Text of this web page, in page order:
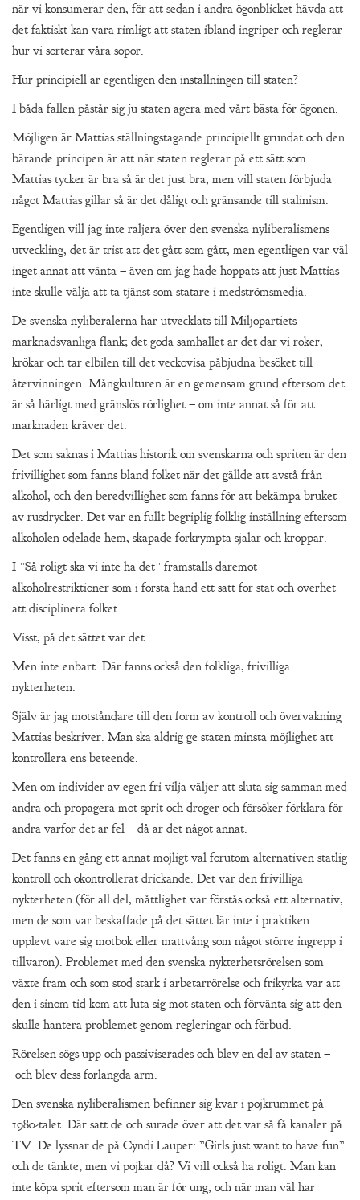
när vi konsumerar den, för att sedan i andra ögonblicket hävda att
det faktiskt kan vara rimligt att staten ibland ingriper och reglerar
hur vi sorterar våra sopor.
Hur principiell är egentligen den inställningen till staten?
I båda fallen påstår sig ju staten agera med vårt bästa för ögonen.
Möjligen är Mattias ställningstagande principiellt grundat och den
bärande principen är att när staten reglerar på ett sätt som
Mattias tycker är bra så är det just bra, men vill staten förbjuda
något Mattias gillar så är det dåligt och gränsande till stalinism.
Egentligen vill jag inte raljera över den svenska nyliberalismens
utveckling, det är trist att det gått som gått, men egentligen var väl
inget annat att vänta – även om jag hade hoppats att just Mattias
inte skulle välja att ta tjänst som statare i medströmsmedia.
De svenska nyliberalerna har utvecklats till Miljöpartiets
marknadsvänliga flank; det goda samhället är det där vi röker,
krökar och tar elbilen till det veckovisa påbjudna besöket till
återvinningen. Mångkulturen är en gemensam grund eftersom det
är så härligt med gränslös rörlighet – om inte annat så för att
marknaden kräver det.
Det som saknas i Mattias historik om svenskarna och spriten är den
frivillighet som fanns bland folket när det gällde att avstå från
alkohol, och den beredvillighet som fanns för att bekämpa bruket
av rusdrycker. Det var en fullt begriplig folklig inställning eftersom
alkoholen ödelade hem, skapade förkrympta själar och kroppar.
I ”Så roligt ska vi inte ha det” framställs däremot
alkoholrestriktioner som i första hand ett sätt för stat och överhet
att disciplinera folket.
Visst, på det sättet var det.
Men inte enbart. Där fanns också den folkliga, frivilliga
nykterheten.
Själv är jag motståndare till den form av kontroll och övervakning
Mattias beskriver. Man ska aldrig ge staten minsta möjlighet att
kontrollera ens beteende.
Men om individer av egen fri vilja väljer att sluta sig samman med
andra och propagera mot sprit och droger och försöker förklara för
andra varför det är fel – då är det något annat.
Det fanns en gång ett annat möjligt val förutom alternativen statlig
kontroll och okontrollerat drickande. Det var den frivilliga
nykterheten (för all del, måttlighet var förstås också ett alternativ,
men de som var beskaffade på det sättet lär inte i praktiken
upplevt vare sig motbok eller mattvång som något större ingrepp i
tillvaron). Problemet med den svenska nykterhetsrörelsen som
växte fram och som stod stark i arbetarrörelse och frikyrka var att
den i sinom tid kom att luta sig mot staten och förvänta sig att den
skulle hantera problemet genom regleringar och förbud.
Rörelsen sögs upp och passiviserades och blev en del av staten –
och blev dess förlängda arm.
Den svenska nyliberalismen befinner sig kvar i pojkrummet på
1980-talet. Där satt de och surade över att det var så få kanaler på
TV. De lyssnar de på Cyndi Lauper: ”Girls just want to have fun”
och de tänkte; men vi pojkar då? Vi vill också ha roligt. Man kan
inte köpa sprit eftersom man är för ung, och när man väl har